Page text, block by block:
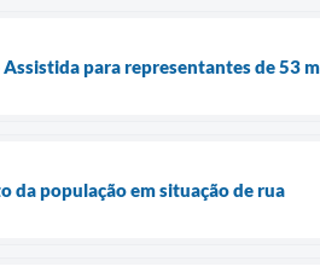
para representantes de 53
da população em situação de rua